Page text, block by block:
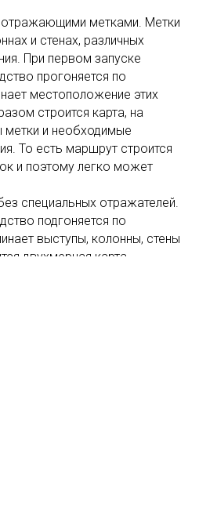
метками. Метки
и стенах, различных
При первом запуске
прогоняется по
местоположение этих
строится карта, на
метки и необходимые
То есть маршрут строится
и поэтому легко может
специальных отражателей.
подгоняется по
выступы, колонны, стены
двухмерная карта